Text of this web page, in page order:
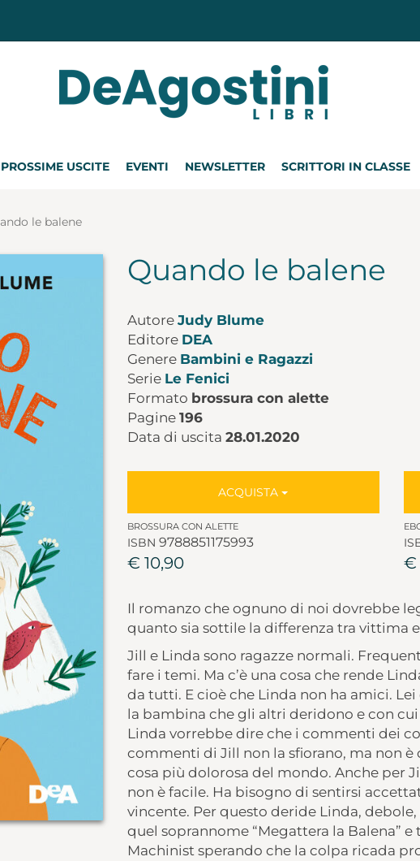
PROSSIME USCITE EVENTI NEWSLETTER SCRITTORI IN CLASSE
le balene
Quando le balene
Autore Judy Blume
Editore DEA
Genere Bambini e Ragazzi
Serie Le Fenici
Formato brossura con alette
Pagine 196
Data di uscita 28.01.2020
ACQUISTA
BROSSURA CON ALETTE
ISBN 9788851175993
€ 10,90 €
Il romanzo che ognuno di noi dovrebbe
quanto sia sottile la differenza tra vittima
Jill e Linda sono ragazze normali.
fare i temi. Ma c’è una cosa che rende
da tutti. E cioè che Linda non ha amici. Lei
la bambina che gli altri deridono e con
Linda vorrebbe dire che i commenti dei
commenti di Jill non la sfiorano, ma non è
cosa più dolorosa del mondo. Anche per
non è facile. Ha bisogno di sentirsi
vincente. Per questo deride Linda,
quel soprannome “Megattera la Balena” e
Machinist sperando che la colpa ricada